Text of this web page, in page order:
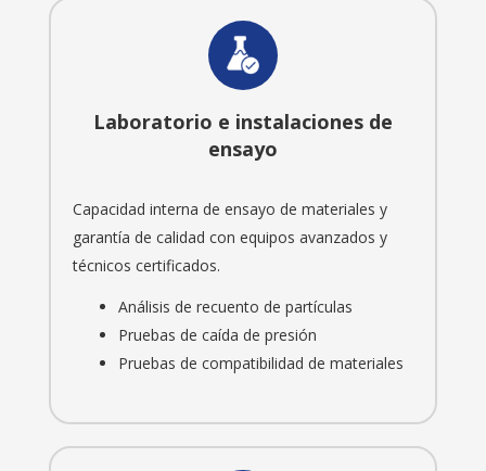
Laboratorio e instalaciones de
ensayo
Capacidad interna de ensayo de materiales y
garantía de calidad con equipos avanzados y
técnicos certificados.
Análisis de recuento de partículas
Pruebas de caída de presión
Pruebas de compatibilidad de materiales